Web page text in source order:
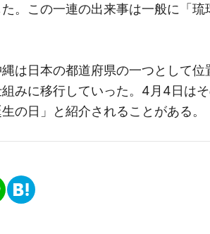
。この一連の出来事は一般に「琉
は日本の都道府県の一つとして位
みに移行していった。4月4日は
の日」と紹介されることがある。